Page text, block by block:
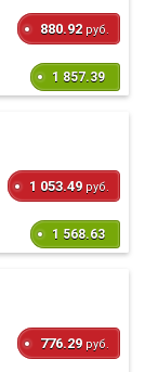
880.92 руб.
1 857.39
1 053.49 руб.
1 568.63
776.29 руб.